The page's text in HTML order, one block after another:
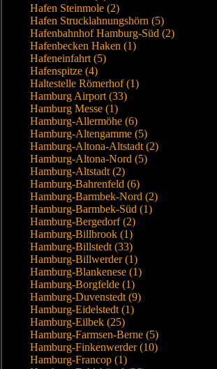
Hafen Steinmole (2)
Hafen Strucklahnungshörn (5)
Hafenbahnhof Hamburg-Süd (2)
Hafenbecken Haken (1)
Hafeneinfahrt (5)
Hafenspitze (4)
Haltestelle Römerhof (1)
Hamburg Airport (33)
Hamburg Messe (1)
Hamburg-Allermöhe (6)
Hamburg-Altengamme (5)
Hamburg-Altona-Altstadt (2)
Hamburg-Altona-Nord (5)
Hamburg-Altstadt (2)
Hamburg-Bahrenfeld (6)
Hamburg-Barmbek-Nord (2)
Hamburg-Barmbek-Süd (1)
Hamburg-Bergedorf (2)
Hamburg-Billbrook (1)
Hamburg-Billstedt (33)
Hamburg-Billwerder (1)
Hamburg-Blankenese (1)
Hamburg-Borgfelde (1)
Hamburg-Duvenstedt (9)
Hamburg-Eidelstedt (1)
Hamburg-Eilbek (25)
Hamburg-Farmsen-Berne (5)
Hamburg-Finkenwerder (10)
Hamburg-Francop (1)